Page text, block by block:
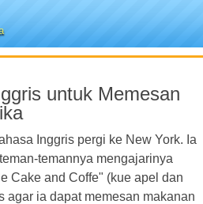
untuk Memesan
Inggris pergi ke New York. Ia
temannya mengajarinya
Cake and Coffe" (kue apel dan
agar ia dapat memesan makanan